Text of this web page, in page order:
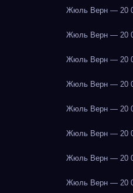
Жюль Верн — 20
Жюль Верн — 20
Жюль Верн — 20
Жюль Верн — 20
Жюль Верн — 20
Жюль Верн — 20
Жюль Верн — 20
Жюль Верн — 20